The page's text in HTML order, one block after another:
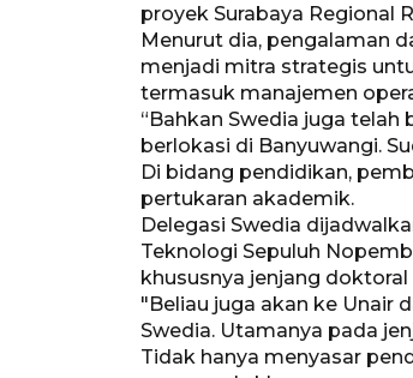
proyek Surabaya Regional
Menurut dia, pengalaman
menjadi mitra strategis
termasuk manajemen
“Bahkan Swedia juga
berlokasi di Banyuwangi.
Di bidang pendidikan,
pertukaran akademik.
Delegasi Swedia
Teknologi Sepuluh
khususnya jenjang
"Beliau juga akan ke Unair
Swedia. Utamanya pada
Tidak hanya menyasar